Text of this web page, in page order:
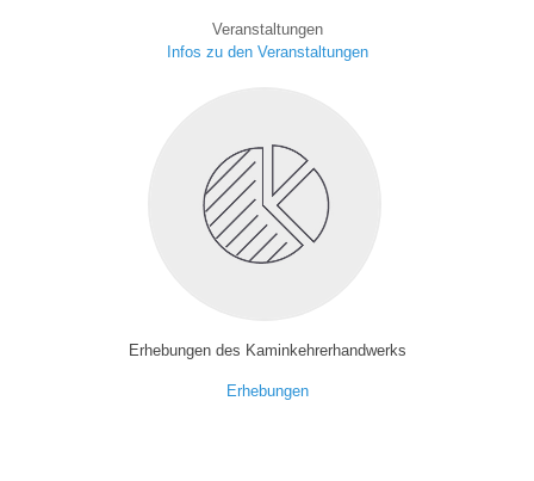
Veranstaltungen
Infos zu den Veranstaltungen
Erhebungen des Kaminkehrerhandwerks
Erhebungen